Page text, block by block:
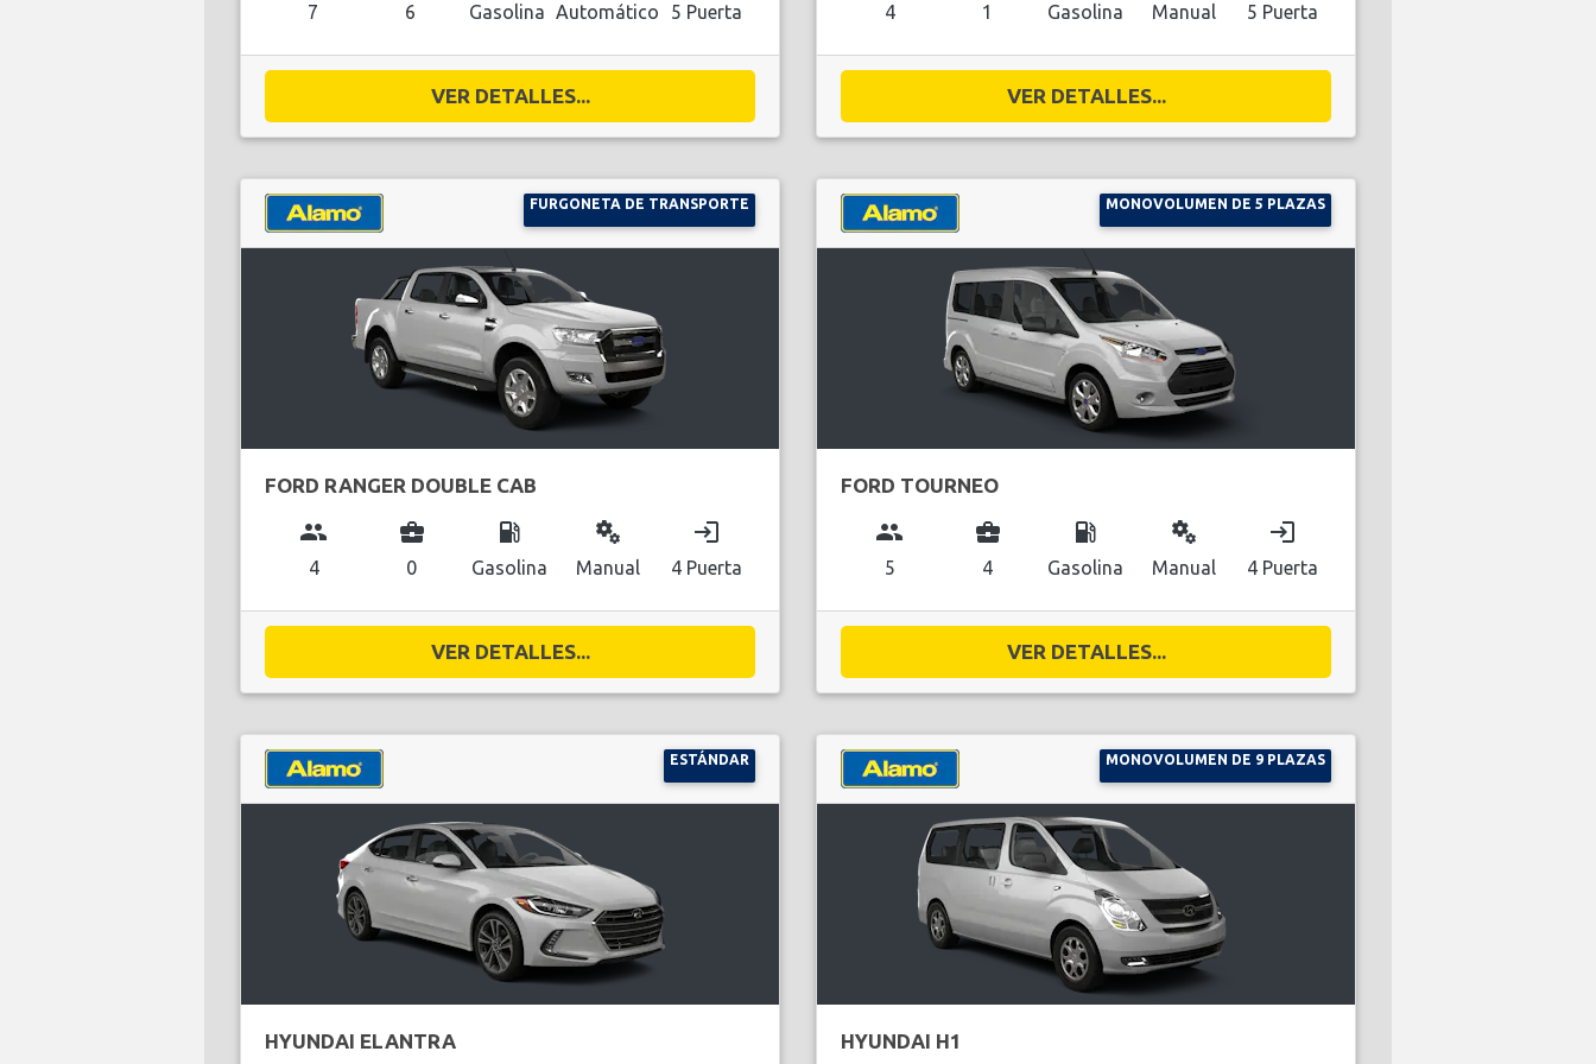
7 6 Gasolina Automático 5 Puerta
VER DETALLES...
4 1 Gasolina Manual 5 Puerta
VER DETALLES...
FURGONETA DE TRANSPORTE
FORD RANGER DOUBLE CAB
group
4
business_center
0
local_gas_station
Gasolina
miscellaneous_services
Manual
login
4 Puerta
VER DETALLES...
MONOVOLUMEN DE 5 PLAZAS
FORD TOURNEO
group
5
business_center
4
local_gas_station
Gasolina
miscellaneous_services
Manual
login
4 Puerta
VER DETALLES...
ESTÁNDAR
HYUNDAI ELANTRA
MONOVOLUMEN DE 9 PLAZAS
HYUNDAI H1